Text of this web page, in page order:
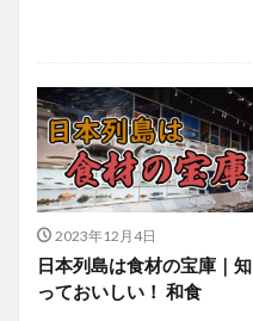
2023年12月4日
日本列島は食材の宝庫｜知
っておいしい！ 和食